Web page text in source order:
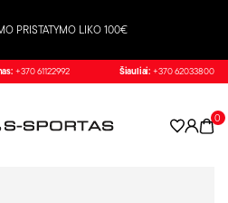
PRISTATYMO LIKO 100€
+370 61122992 Šiauliai: +370 62033800
0